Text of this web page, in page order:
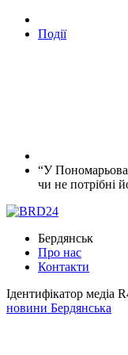
Події
“У Пономарьова
чи не потрібні
Бердянськ
Про нас
Контакти
Ідентифікатор медіа
новини Бердянська